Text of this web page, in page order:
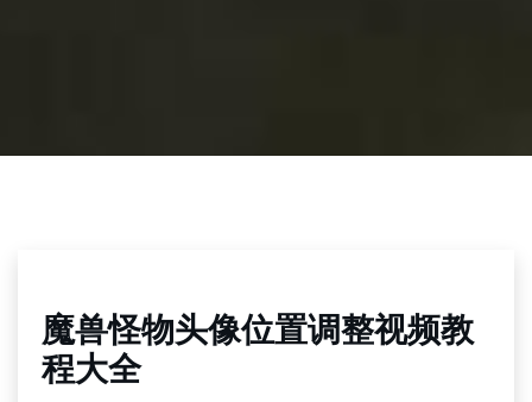
魔兽怪物头像位置调整视频教
程大全